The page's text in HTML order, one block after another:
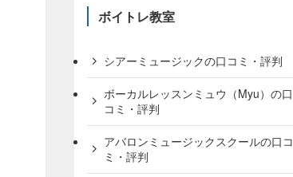
ボイトレ教室
シアーミュージックの口コミ・評判
ボーカルレッスンミュウ（Myu）の口
コミ・評判
アバロンミュージックスクールの口コ
ミ・評判